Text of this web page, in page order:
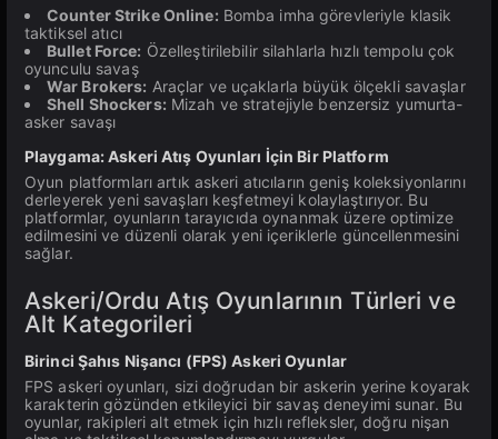
Counter Strike Online: Bomba imha görevleriyle klasik
taktiksel atıcı
Bullet Force: Özelleştirilebilir silahlarla hızlı tempolu çok
oyunculu savaş
War Brokers: Araçlar ve uçaklarla büyük ölçekli savaşlar
Shell Shockers: Mizah ve stratejiyle benzersiz yumurta-
asker savaşı
Playgama: Askeri Atış Oyunları İçin Bir Platform
Oyun platformları artık askeri atıcıların geniş koleksiyonlarını
derleyerek yeni savaşları keşfetmeyi kolaylaştırıyor. Bu
platformlar, oyunların tarayıcıda oynanmak üzere optimize
edilmesini ve düzenli olarak yeni içeriklerle güncellenmesini
sağlar.
Askeri/Ordu Atış Oyunlarının Türleri ve
Alt Kategorileri
Birinci Şahıs Nişancı (FPS) Askeri Oyunlar
FPS askeri oyunları, sizi doğrudan bir askerin yerine koyarak
karakterin gözünden etkileyici bir savaş deneyimi sunar. Bu
oyunlar, rakipleri alt etmek için hızlı refleksler, doğru nişan